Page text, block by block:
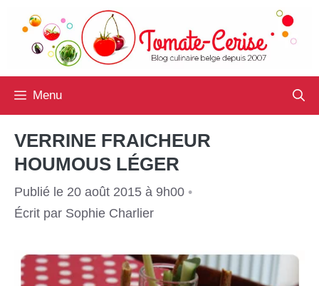
contenu
Menu
VERRINE FRAICHEUR
HOUMOUS LÉGER
Publié le 20 août 2015 à 9h00 •
Écrit par Sophie Charlier